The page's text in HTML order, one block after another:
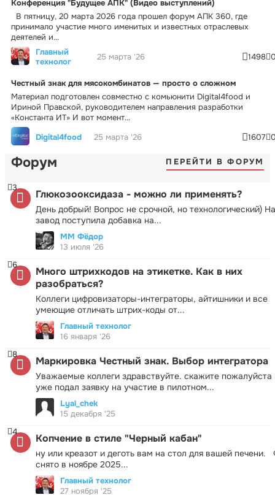
Конференция "Будущее АПК" (Видео выступлений)
В пятницу, 20 марта 2026 года прошел форум АПК 360, где
принимало участие много именитых и известных отраслевых
деятелей и...
Главный
технолог
25 марта '26 1498
Честный знак для мясокомбинатов — просто о сложном
Материал подготовлен совместно с комьюнити Digital4food и
Ириной Правской, руководителем направления разработки
«Константа ИТ» И вот момент...
Digital4food
25 марта '26 1607
Форум ПЕРЕЙТИ В ФОРУМ
Глюкозооксидаза - можно ли применять?
День добрый! Вопрос не срочной, но технологический) На
завод поступила добавка на...
3
ММ Фёдор
13 июля '26
Много штрихкодов на этикетке. Как в них
разобраться?
Коллеги цифровизаторы-интеграторы, айтишники и все
умеющие отличать штрих-коды от...
6
Главный технолог
16 января '26
Маркировка Честный знак. Выбор интегратора
Уважаемые коллеги здравствуйте. скажите пожалуйста
уже подал заявку на участие в пилотном...
8
Lyal_chek
15 декабря '25
Копчение в стиле "Черный кабан"
ну или креазот и деготь вам на стол для вашей печени.
снято в ноябре 2025...
4
Главный технолог
27 ноября '25